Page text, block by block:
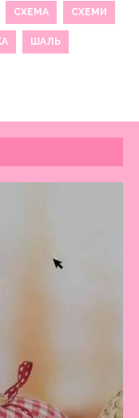
СХЕМА СХЕМИ
ШАЛЬ